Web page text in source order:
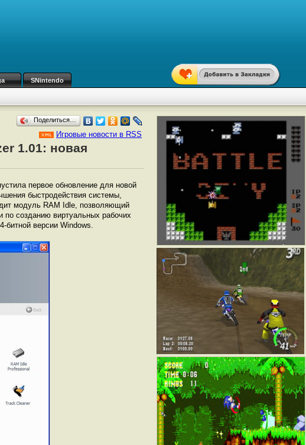
SNintendo
Поделиться…
Игровые новости в RSS
1.01: новая
первое обновление для новой
быстродействия системы,
модуль RAM Idle, позволяющий
по созданию виртуальных рабочих
битной версии Windows.